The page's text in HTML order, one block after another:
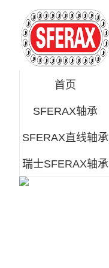
首页
SFERAX轴承
SFERAX直线轴承
瑞士SFERAX轴承